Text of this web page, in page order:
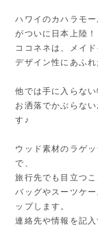
ハワイのカハラモ
がついに日本上陸！
ココネネは、メイ
デザイン性にあふ
他では手に入らな
お洒落でかぶらな
す♪
ウッド素材のラゲ
で、
旅行先でも目立つこ
バッグやスーツケ
ップします。
連絡先や情報を記